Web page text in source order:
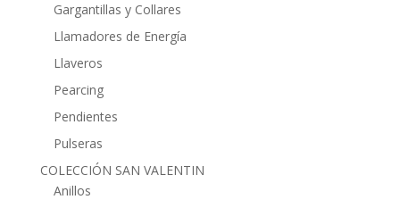
Gargantillas y Collares
Llamadores de Energía
Llaveros
Pearcing
Pendientes
Pulseras
COLECCIÓN SAN VALENTIN
Anillos